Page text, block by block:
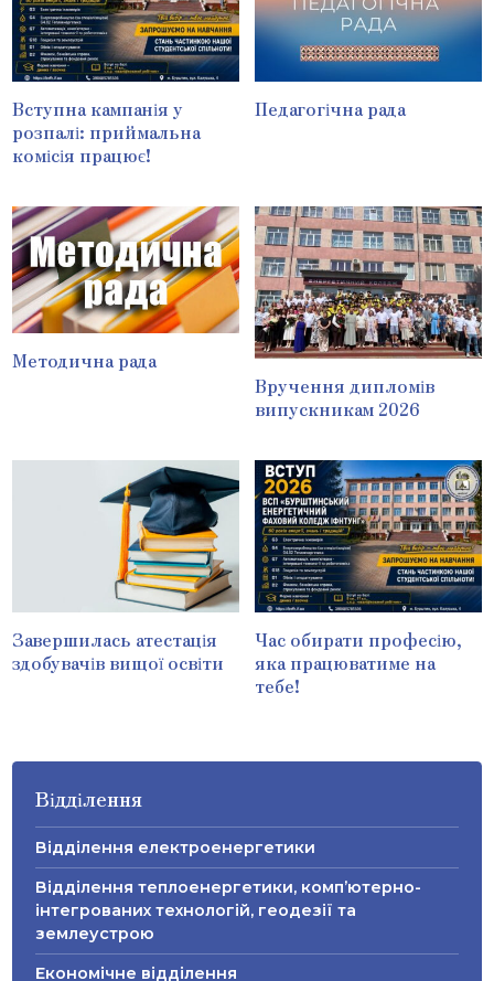
Вступна кампанія у
розпалі: приймальна
комісія працює!
Педагогічна рада
Методична рада
Вручення дипломів
випускникам 2026
Завершилась атестація
здобувачів вищої освіти
Час обирати професію,
яка працюватиме на
тебе!
Відділення
Відділення електроенергетики
Відділення теплоенергетики, комп’ютерно-
інтегрованих технологій, геодезії та
землеустрою
Економічне відділення